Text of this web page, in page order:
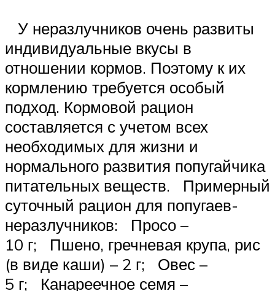
У неразлучников очень развиты
индивидуальные вкусы в
отношении кормов. Поэтому к их
кормлению требуется особый
подход. Кормовой рацион
составляется с учетом всех
необходимых для жизни и
нормального развития попугайчика
питательных веществ. Примерный
суточный рацион для попугаев-
неразлучников: Просо –
10 г; Пшено, гречневая крупа, рис
(в виде каши) – 2 г; Овес –
5 г; Канареечное семя –